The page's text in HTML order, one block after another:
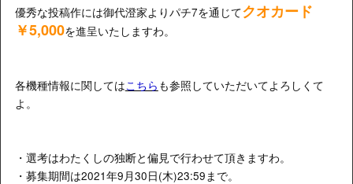
優秀な投稿作には御代澄家よりパチ7を通じてクオカード
￥5,000を進呈いたしますわ。
各機種情報に関してはこちら も参照していただいてよろしくて
よ。
・選考はわたくしの独断と偏見で行わせて頂きますわ。
・募集期間は2021年9月30日(木)23:59まで。